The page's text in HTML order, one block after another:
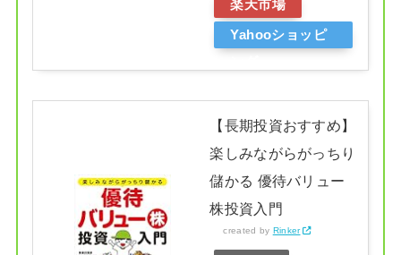
楽天市場
Yahooショッピ
【長期投資おすすめ】
楽しみながらがっちり
儲かる 優待バリュー
株投資入門
created by Rinker